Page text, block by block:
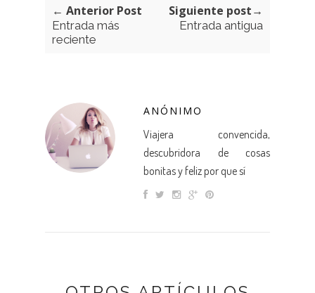
← Anterior Post
Entrada más
reciente
Siguiente post→
Entrada antigua
ANÓNIMO
Viajera convencida,
descubridora de cosas
bonitas y feliz por que sí